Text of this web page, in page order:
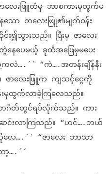
လေးဖြူထံမှ ဘာစကားမှထွက်မ
ော ဇာလေးဖြူ၏မျက်ဝန်း
၍သွားသည်။ ပြီးမှ ဇာလေး
ပေမယ့် ခုထိအဖြေမှမပေး
လဲ….´´ “ကဲ….အတန်းချိန်နီး
။ ဇာလေးဖြူက ကျသင့်ငွေကို
းမှထွက်လာခဲ့ကြလေသည်။
ာဂိတ်တွင်ရပ်လိုက်သည်။ ကား
တို့ဆင်းလာကြသည်။ “ဟင်….ဘယ်
ေ….´´ “ဇာလေး ဘာသာ
….´´